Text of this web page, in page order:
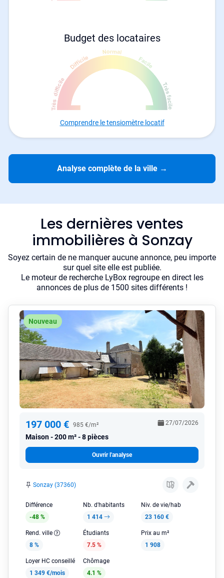
Budget des locataires
Comprendre le tensiomètre locatif
Analyse complète de la ville →
Les dernières ventes
immobilières à Sonzay
Soyez certain de ne manquer aucune annonce, peu importe
sur quel site elle est publiée.
Le moteur de recherche LyBox regroupe en direct les
annonces de plus de 1500 sites différents !
Nouveau
197 000 € 985 €/m²
Maison 200 m² - 8 pièces
27/07/2026
Ouvrir l'analyse
Sonzay (37360)
Différence
-48 %
Nb. d'habitants
1 414
Niv. de vie/hab
23 160 €
Rend. ville
8 %
Étudiants
7.5 %
Prix au m²
1 908
Loyer HC conseillé
1 349 €/mois
Chômage
4.1 %